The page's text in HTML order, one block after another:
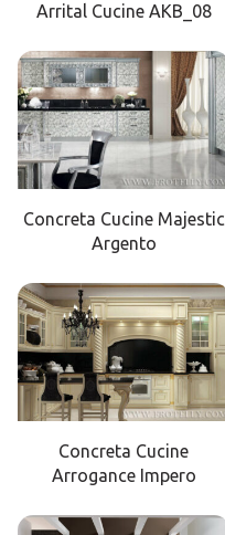
Arrital Cucine AKB_08
Concreta Cucine Majestic
Argento
Concreta Cucine
Arrogance Impero